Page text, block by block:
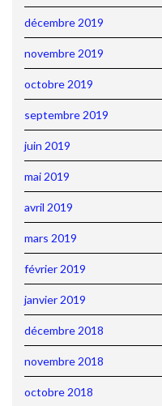
décembre 2019
novembre 2019
octobre 2019
septembre 2019
juin 2019
mai 2019
avril 2019
mars 2019
février 2019
janvier 2019
décembre 2018
novembre 2018
octobre 2018